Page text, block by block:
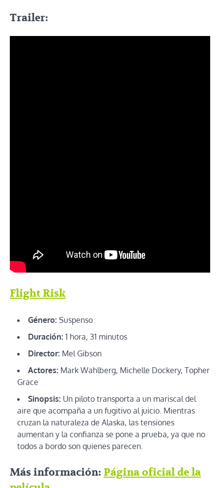
Trailer:
Flight Risk
Género: Suspenso
Duración: 1 hora, 31 minutos
Director: Mel Gibson
Actores: Mark Wahlberg, Michelle Dockery, Topher
Grace
Sinopsis: Un piloto transporta a un mariscal del
aire que acompaña a un fugitivo al juicio. Mientras
cruzan la naturaleza de Alaska, las tensiones
aumentan y la confianza se pone a prueba, ya que no
todos a bordo son quienes parecen.
Más información: Página oficial de la